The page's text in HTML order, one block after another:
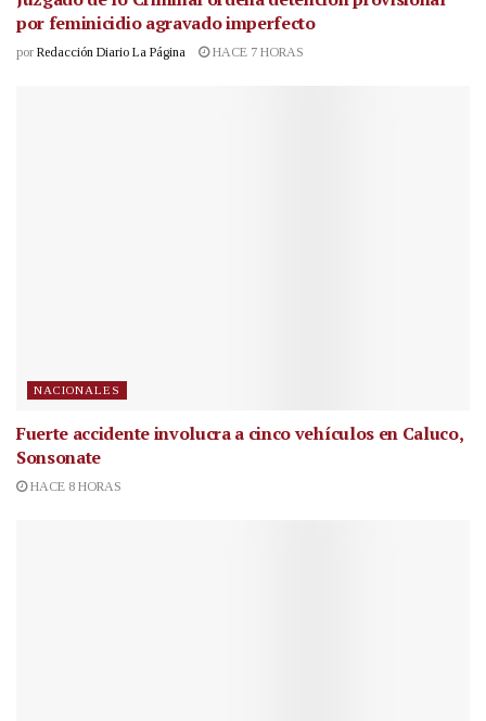
por feminicidio agravado imperfecto
por Redacción Diario La Página HACE 7 HORAS
NACIONALES
Fuerte accidente involucra a cinco vehículos en Caluco,
Sonsonate
HACE 8 HORAS